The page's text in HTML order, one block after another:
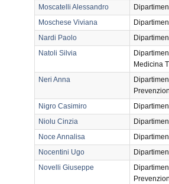
Moscatelli Alessandro
Moschese Viviana
Nardi Paolo
Natoli Silvia
Medicina
Neri Anna
Nigro Casimiro
Niolu Cinzia
Noce Annalisa
Nocentini Ugo
Novelli Giuseppe